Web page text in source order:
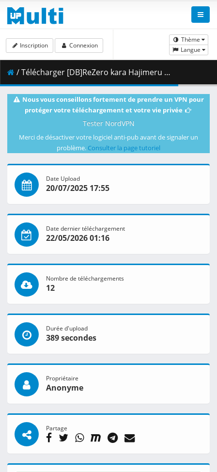
Thème
Langue
Inscription Connexion
/ Télécharger [DB]ReZero kara Hajimeru Isekai Seikatsu 3rd Season_-_10_(Dual Audio_10bit_BD1080p_x265).mkv.001 ( 317.12 MB )
Nous vous conseillons fortement de prendre un VPN pour
protéger votre téléchargement et votre vie privée
Tester NordVPN
Merci de désactiver votre logiciel anti-pub avant de signaler un
problème. Consulter la page tutoriel
Date Upload
20/07/2025 17:55
Date dernier téléchargement
22/05/2026 01:16
Nombre de téléchargements
12
Durée d'upload
389 secondes
Propriétaire
Anonyme
Partage